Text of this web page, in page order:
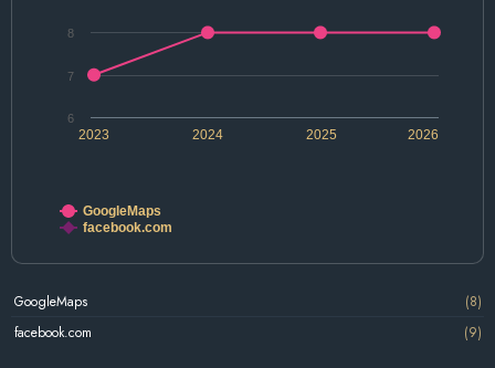
2024 2026
2023 2025
6
7
8
GoogleMaps
facebook.com
GoogleMaps
(8)
facebook.com
(9)